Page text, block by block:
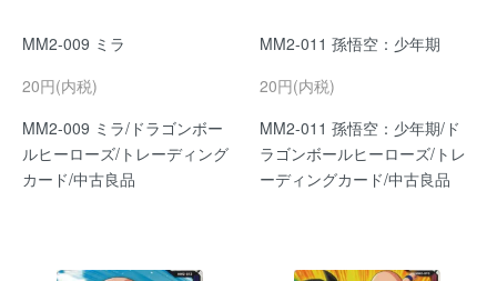
MM2-009 ミラ
20円(内税)
MM2-009 ミラ/ドラゴンボー
ルヒーローズ/トレーディング
カード/中古良品
MM2-011 孫悟空：少年期
20円(内税)
MM2-011 孫悟空：少年期/ド
ラゴンボールヒーローズ/トレ
ーディングカード/中古良品